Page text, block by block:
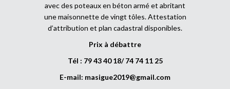
avec des poteaux en béton armé et abritant
une maisonnette de vingt tôles. Attestation
d’attribution et plan cadastral disponibles.
Prix à débattre
Tél : 79 43 40 18/ 74 74 11 25
E-mail: masigue2019@gmail.com